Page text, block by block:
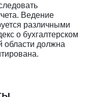
Ведение
различными
о бухгалтерском
области должна